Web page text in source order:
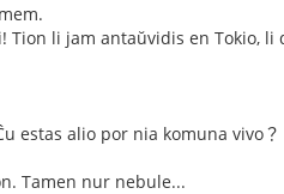
Tion li jam antaŭvidis en Tokio, li
estas alio por nia komuna vivo？
Tamen nur nebule...